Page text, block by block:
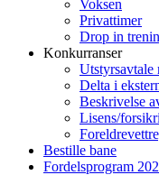
Voksen
Privattimer
Drop in
Konkurranser
Utstyrsavtale
Delta i
Beskrivelse
Lisens/
Bestille bane
Fordelsprogram